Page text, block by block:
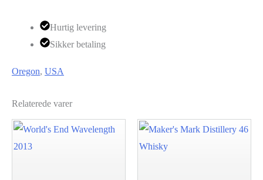
Hurtig levering
Sikker betaling
Oregon, USA
Relaterede varer